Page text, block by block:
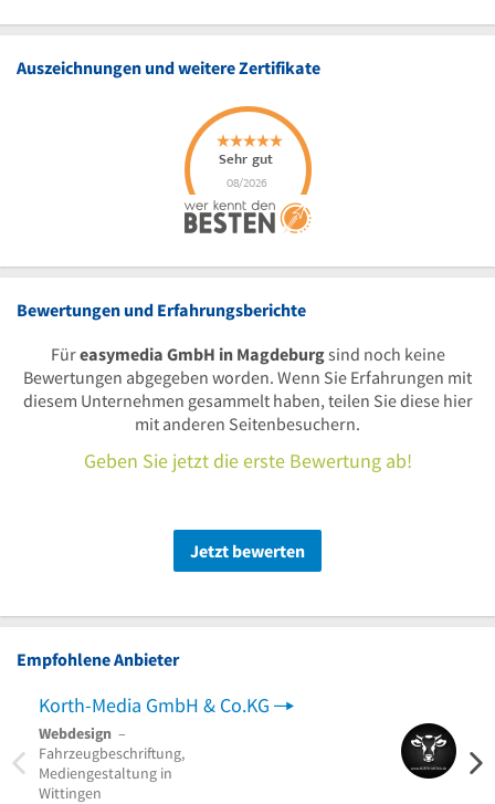
Auszeichnungen und weitere Zertifikate
Bewertungen und Erfahrungsberichte
Füreasymedia GmbH in Magdeburgsind noch keine
Bewertungen abgegeben worden. Wenn Sie Erfahrungen mit
diesem Unternehmen gesammelt haben, teilen Sie diese hier
mit anderen Seitenbesuchern.
Geben Sie jetzt die erste Bewertung ab!
Jetzt bewerten
Empfohlene Anbieter
Korth-Media GmbH & Co.KG
Webdesign –
Fahrzeugbeschriftung,
Mediengestaltung in
Wittingen